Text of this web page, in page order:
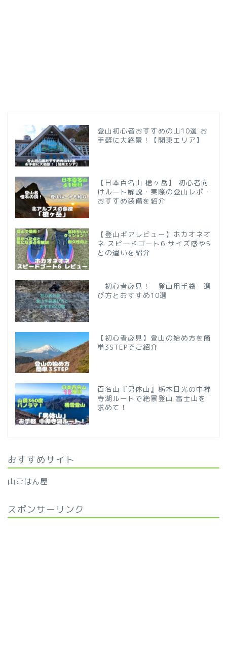
登山初心者おすすめの山10選 お
手軽に大絶景！【関東エリア】
【日本百名山 槍ヶ岳】 初心者向
けルート解説・実際の登山レポ・
おすすめ装備を紹介
【登山ギアレビュー】ホカオネオ
ネ スピードゴート6 サイズ感や5
との違いを紹介
初心者必見！ 登山用手袋 選
び方とおすすめ10選
【初心者必見】登山の始め方を簡
単3STEPでご紹介
百名山『男体山』栃木日光の中禅
寺湖ルートで絶景登山 富士山を
求めて！
おすすめサイト
山ごはん屋
スポンサーリンク